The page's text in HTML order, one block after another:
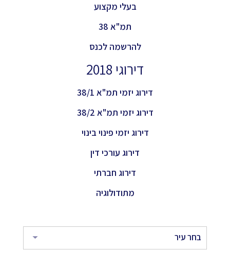
בעלי מקצוע
תמ"א 38
להרשמה לכנס
דירוגי 2018
דירוג יזמי תמ"א 38/1
דירוג יזמי תמ"א 38/2
דירוג יזמי פינוי בינוי
דירוג עורכי דין
דירוג חברתי
מתודולוגיה